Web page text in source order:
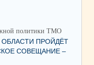
политики ТМО
ОБЛАСТИ ПРОЙДЁТ
СОВЕЩАНИЕ –